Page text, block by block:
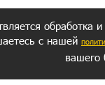
обработка
с нашей
вашего